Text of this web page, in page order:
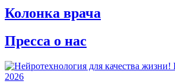
Колонка врача
Пресса о нас